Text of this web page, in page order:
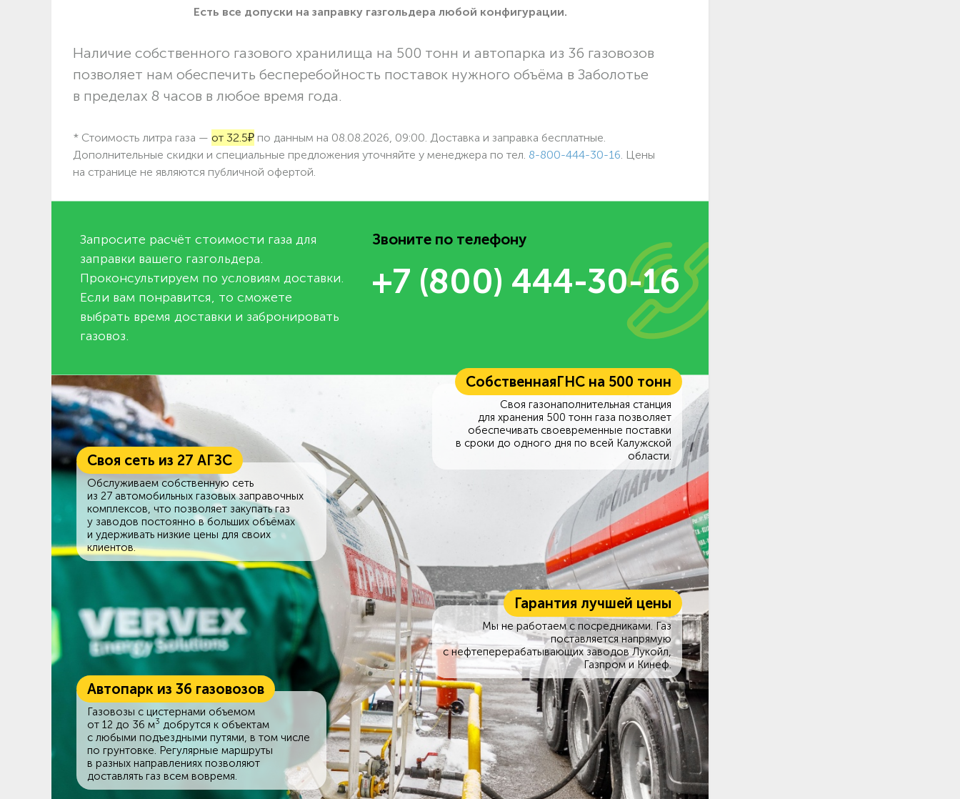
Есть все допуски нa заправку газгольдера любой конфигурации.
Наличие собственного газового хранилища на 500 тонн и автопарка из 36 газовозов
позволяет нам обеспечить бесперебойность поставок нужного объёма в Заболотье
в пределах 8 часов в любое время года.
* Стоимость литра газа — от 32.5₽ по данным на 08.08.2026, 09:00. Доставка и заправка бесплатные.
Дополнительные скидки и специальные предложения уточняйте у менеджера по тел. 8-800-444-30-16 . Цены
на странице не являются публичной офертой.
Запросите расчёт стоимости газа для
заправки вашего газгольдера.
Проконсультируем по условиям доставки.
Если вам понравится, то сможете
выбрать время доставки и забронировать
газовоз.
Звоните по телефону
+7 (800) 444-30-16
СобственнаяГНС на 500 тонн
Своя газонаполнительная станция
для хранения 500 тонн газа позволяет
обеспечивать своевременные поставки
в сроки до одного дня по всей Калужской
области.
Своя сеть из 27 АГЗС
Обслуживаем собственную сеть
из 27 автомобильных газовых заправочных
комплексов, что позволяет закупать газ
у заводов постоянно в больших объёмах
и удерживать низкие цены для своих
клиентов.
Гарантия лучшей цены
Мы не работаем с посредниками. Газ
поставляется напрямую
с нефтеперерабатывающих заводов Лукойл,
Газпром и Кинеф.
Автопарк из 36 газовозов
Газовозы с цистернами объемом
от 12 до 36 м3 добрутся к объектам
c любыми подъездными путями, в том числе
по грунтовке. Регулярные маршруты
в разных направлениях позволяют
доставлять газ всем вовремя.